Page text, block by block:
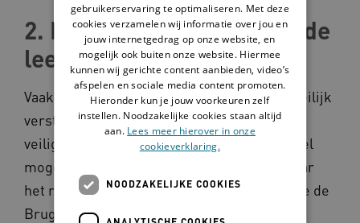
2. Heb ook aandacht voor de
leefomgeving
Vaak zijn leefruimtes voor mensen met moeilijk
verstaanbaar gedrag gericht op controle en
veiligheid. De bedoeling is om iemand zoveel
mogelijk te beschermen tegen zichzelf. Maar
het resultaat is vaak een kale inrichting. Ipse de
Bruggen vond dat dit toch anders en beter
gebruikerservaring te optimaliseren. Met deze
cookies verzamelen wij informatie over jou en
jouw internetgedrag op onze website, en
mogelijk ook buiten onze website. Hiermee
kunnen wij gerichte content aanbieden, video’s
afspelen en sociale media content promoten.
Hieronder kun je jouw voorkeuren zelf
instellen. Noodzakelijke cookies staan altijd
aan. Lees meer hierover in onze
cookieverklaring.
NOODZAKELIJKE COOKIES